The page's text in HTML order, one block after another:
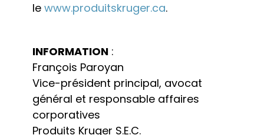
le www.produitskruger.ca.
INFORMATION :
François Paroyan
Vice-président principal, avocat
général et responsable affaires
corporatives
Produits Kruger S.E.C.